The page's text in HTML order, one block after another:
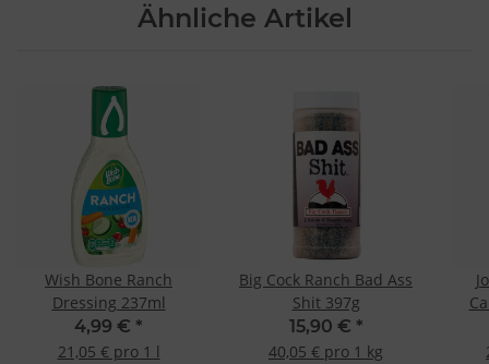
Ähnliche Artikel
Wish Bone Ranch
Dressing 237ml
4,99 € *
21,05 € pro 1 l
Big Cock Ranch Bad Ass
Shit 397g
15,90 € *
40,05 € pro 1 kg